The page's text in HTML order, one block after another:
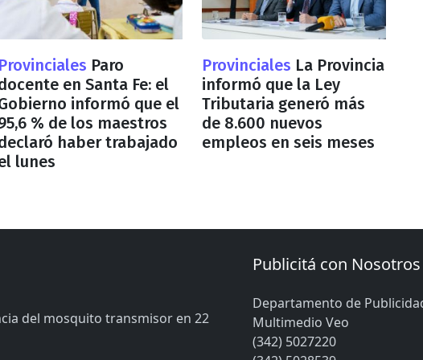
Provinciales Paro
en Santa Fe: el
informó que el
% de los maestros
haber trabajado
lunes
Provinciales La Provincia
informó que la Ley
Tributaria generó más
de 8.600 nuevos
empleos en seis meses
del mosquito transmisor en 22
Publicitá con Nosotros
Departamento de
Multimedio Veo
(342) 5027220